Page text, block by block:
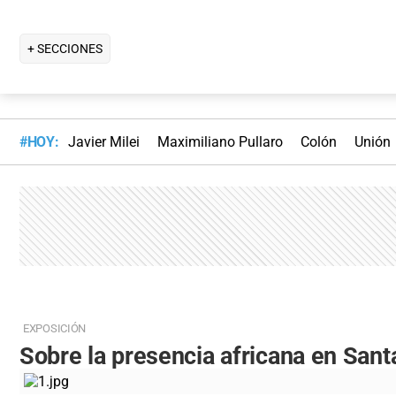
+ SECCIONES
#HOY: Javier Milei Maximiliano Pullaro Colón Unión
EXPOSICIÓN
Sobre la presencia africana en